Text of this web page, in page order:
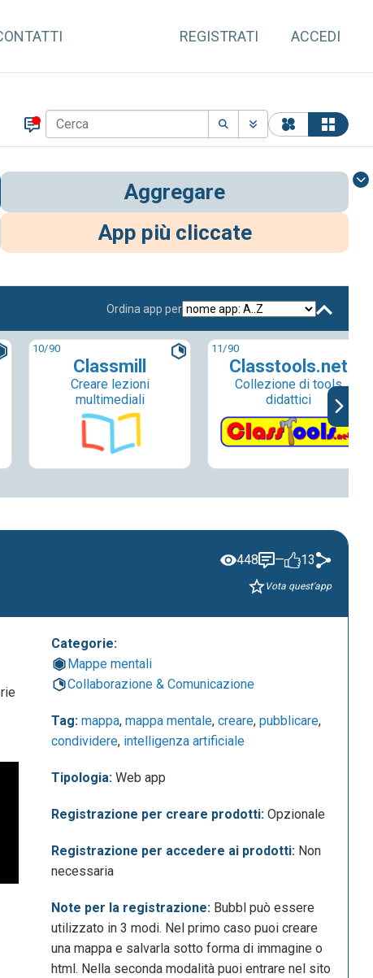
REGISTRATI ACCEDI
Aggregare
App più cliccate
Ordina app per
10/90
Classmill
Creare lezioni
multimediali
11/90
Classtools.net
Collezione di tools
didattici
448 — 13
Vota quest'app
Categorie:
Mappe mentali
Collaborazione & Comunicazione
Tag: mappa,mappa mentale,creare,pubblicare,
condividere, intelligenza artificiale
Tipologia: Web app
Registrazione per creare prodotti: Opzionale
Registrazione per accedere ai prodotti: Non
necessaria
Note per la registrazione: Bubbl può essere
utilizzato in 3 modi. Nel primo caso puoi creare
una mappa e salvarla sotto forma di immagine o
html. Nella seconda modalità puoi entrare nel sito